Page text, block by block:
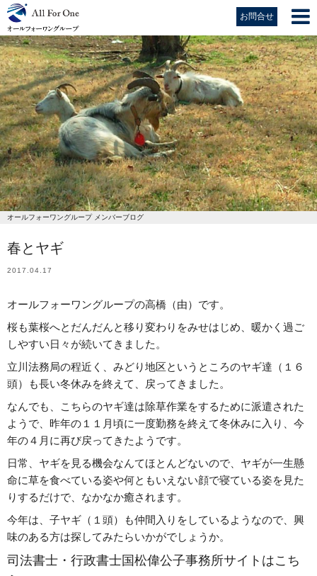
お問合せ
オールフォーワングループ メンバーブログ
春とヤギ
2017.04.17
オールフォーワングループの高橋（由）です。
桜も葉桜へとだんだんと移り変わりをみせはじめ、暖かく過ご
しやすい日々が続いてきました。
立川法務局の程近く、みどり地区というところのヤギ達（１６
頭）も長い冬休みを終えて、戻ってきました。
なんでも、こちらのヤギ達は除草作業をするために派遣された
ようで、昨年の１１月頃に一度勤務を終えて冬休みに入り、今
年の４月に再び戻ってきたようです。
日常、ヤギを見る機会なんてほとんどないので、ヤギが一生懸
命に草を食べている姿や何ともいえない顔で寝ている姿を見た
りするだけで、なかなか癒されます。
今年は、子ヤギ（１頭）も仲間入りをしているようなので、興
味のある方は探してみたらいかがでしょうか。
司法書士・行政書士国松偉公子事務所サイトはこち